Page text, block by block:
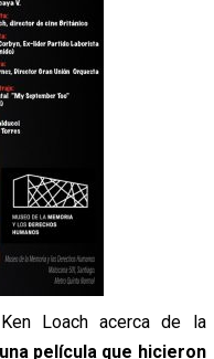
Loach acerca de la
película que hicieron